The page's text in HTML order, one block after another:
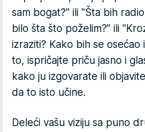
sam bogat?" ili "Šta bih
bilo šta što poželim?” ili
izraziti? Kako bih se osećao
to, ispričajte priču jasno i
kako ju izgovarate ili
da to isto učine.
Deleći vašu viziju sa puno